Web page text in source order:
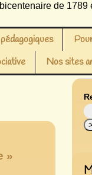
de 1789
Nos sites
»